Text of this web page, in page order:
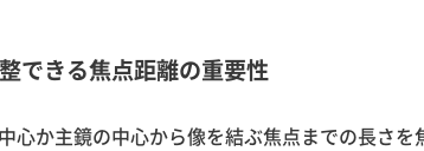
できる焦点距離の重要性
心か主鏡の中心から像を結ぶ焦点までの長さ